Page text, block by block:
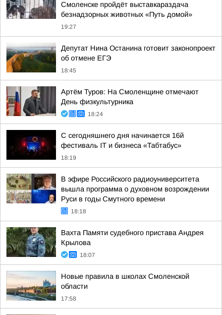
Смоленске пройдёт выставкараздача
безнадзорных животных «Путь домой»
19:27
Депутат Нина Останина готовит законопроект
об отмене ЕГЭ
18:45
Артём Туров: На Смоленщине отмечают
День физкультурника
18:24
С сегодняшнего дня начинается 16й
фестиваль IT и бизнеса «Табтабус»
18:19
В эфире Российского радиоуниверситета
вышла программа о духовном возрождении
Руси в годы Смутного времени
18:18
Вахта Памяти судебного пристава Андрея
Крылова
18:07
Новые правила в школах Смоленской
области
17:58